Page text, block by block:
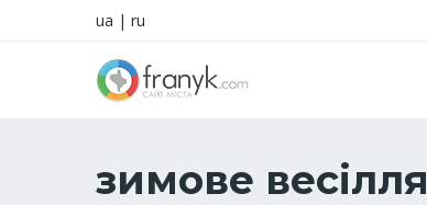
ua | ru
зимове весілля